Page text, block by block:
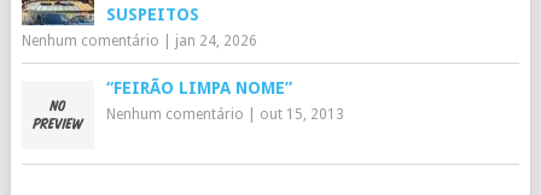
SUSPEITOS
Nenhum comentário jan 24, 2026
“FEIRÃO LIMPA NOME”
Nenhum comentário out 15, 2013